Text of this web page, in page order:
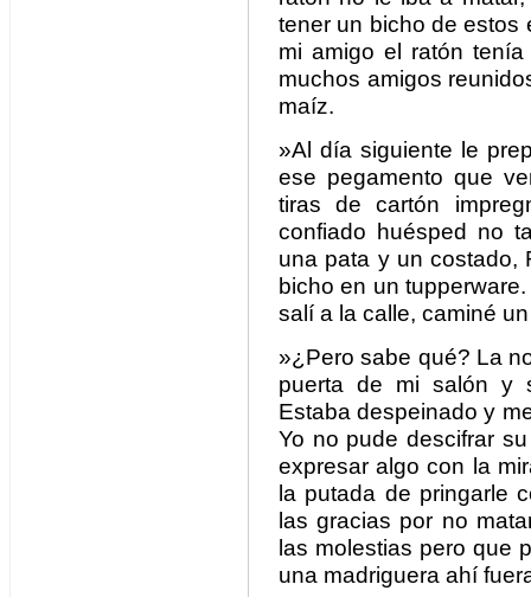
tener un bicho de estos
mi amigo el ratón
muchos amigos
maíz.
»Al día siguiente le
ese pegamento que
tiras de cartón
confiado huésped no
una pata y un costado,
bicho en un
salí a la calle, caminé
»¿Pero sabe qué? La
puerta de mi salón y
Estaba despeinado y
Yo no pude descifrar
expresar algo con la
la putada de pringarle
las gracias por no
las molestias pero que
una madriguera ahí